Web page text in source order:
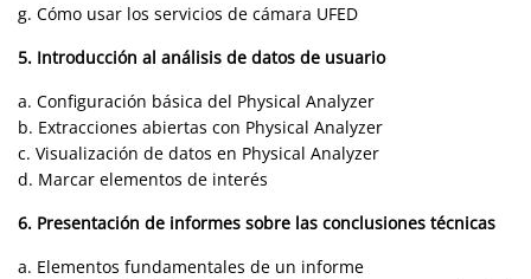
g. Cómo usar los servicios de cámara UFED
5. Introducción al análisis de datos de usuario
a. Configuración básica del Physical Analyzer
b. Extracciones abiertas con Physical Analyzer
c. Visualización de datos en Physical Analyzer
d. Marcar elementos de interés
6. Presentación de informes sobre las conclusiones técnicas
a. Elementos fundamentales de un informe